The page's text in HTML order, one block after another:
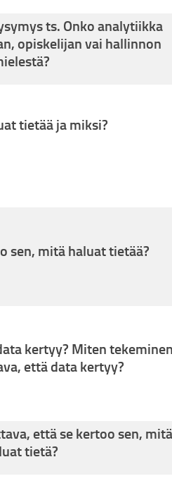
ts. Onko analytiikka
opiskelijan vai hallinnon
tietää ja miksi?
sen, mitä haluat tietää?
kertyy? Miten tekeminen
että data kertyy?
että se kertoo sen, mitä
tietä?